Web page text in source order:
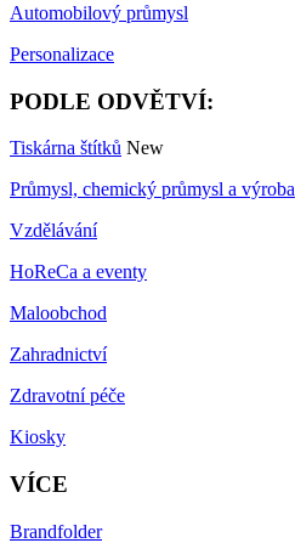
Automobilový průmysl
Personalizace
PODLE ODVĚTVÍ:
Tiskárna štítků New
Průmysl, chemický průmysl a výroba
Vzdělávání
HoReCa a eventy
Maloobchod
Zahradnictví
Zdravotní péče
Kiosky
VÍCE
Brandfolder